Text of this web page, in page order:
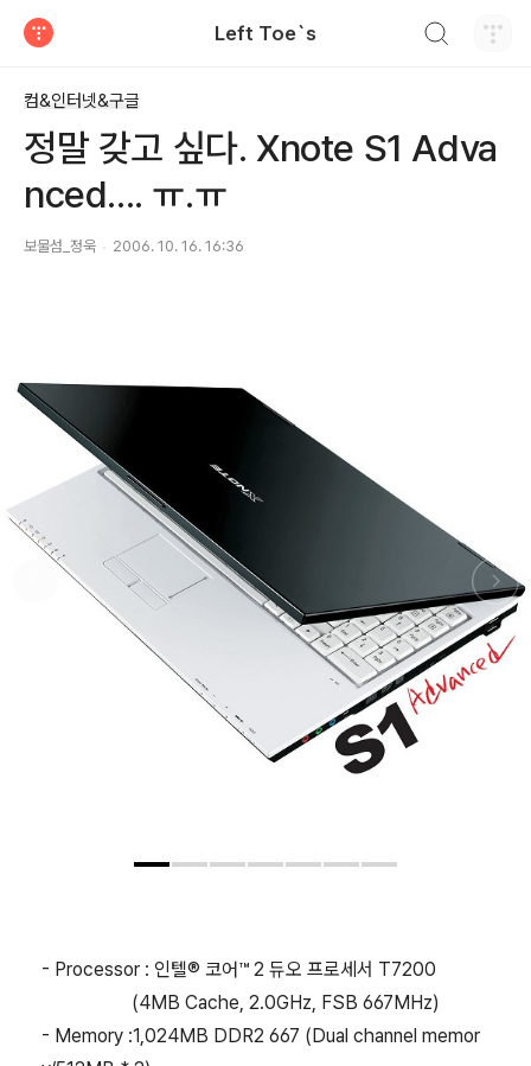
Left Toe`s
컴&인터넷&구글
정말 갖고 싶다. Xnote S1 Adva
nced.... ㅠ.ㅠ
보물섬_정욱 2006. 10. 16. 16:36
- Processor : 인텔® 코어™ 2 듀오 프로세서 T7200
(4MB Cache, 2.0GHz, FSB 667MHz)
- Memory :1,024MB DDR2 667 (Dual channel memor